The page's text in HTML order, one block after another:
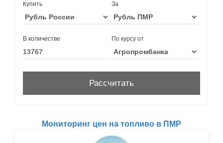
Купить За
В количестве По курсу от
Мониторинг цен на топливо в ПМР